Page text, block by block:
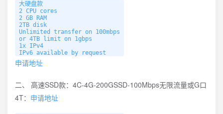
大硬盘款
2 CPU cores
2 GB RAM
2TB disk
Unlimited transfer on 100mbps
or 4TB limit on 1gbps
1x IPv4
申请地址
二、 高速SSD款：4C-4G-200GSSD-100Mbps无限流量或G口
4T： 申请地址